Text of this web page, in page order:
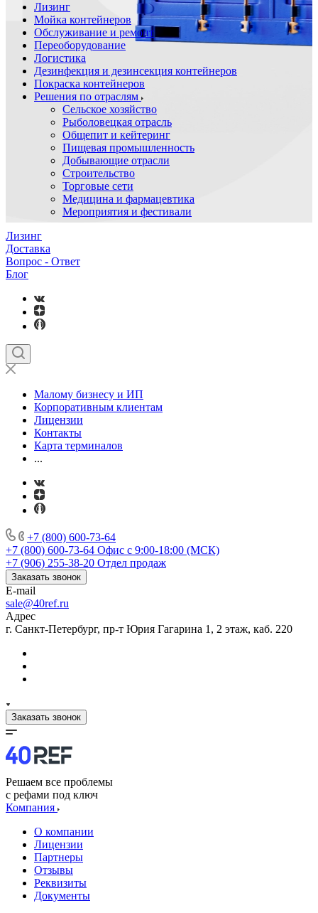
Лизинг
Мойка контейнеров
Обслуживание и ремонт
Переоборудование
Логистика
Дезинфекция и дезинсекция контейнеров
Покраска контейнеров
Решения по отраслям
Сельское хозяйство
Рыболовецкая отрасль
Общепит и кейтеринг
Пищевая промышленность
Добывающие отрасли
Строительство
Торговые сети
Медицина и фармацевтика
Мероприятия и фестивали
Лизинг
Доставка
Вопрос - Ответ
Блог
Малому бизнесу и ИП
Корпоративным клиентам
Лицензии
Контакты
Карта терминалов
...
+7 (800) 600-73-64
+7 (800) 600-73-64 Офис с 9:00-18:00 (МСК)
+7 (906) 255-38-20 Отдел продаж
Заказать звонок
E-mail
sale@40ref.ru
Адрес
г. Санкт-Петербург, пр-т Юрия Гагарина 1, 2 этаж, каб. 220
Заказать звонок
Решаем все проблемы
с рефами под ключ
Компания
О компании
Лицензии
Партнеры
Отзывы
Реквизиты
Документы